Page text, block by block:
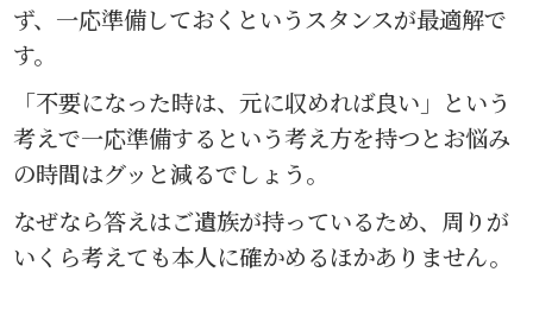
ず、一応準備しておくというスタンスが最適解で
す。
「不要になった時は、元に収めれば良い」という
考えで一応準備するという考え方を持つとお悩み
の時間はグッと減るでしょう。
なぜなら答えはご遺族が持っているため、周りが
いくら考えても本人に確かめるほかありません。